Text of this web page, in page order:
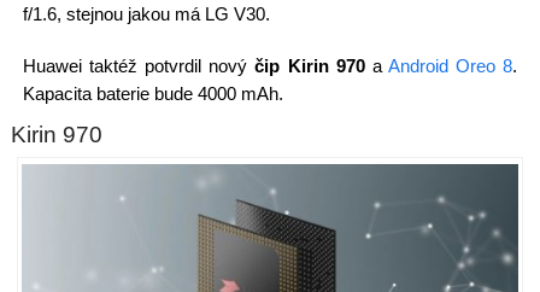
f/1.6, stejnou jakou má LG V30.
Huawei taktéž potvrdil novýčip Kirin 970a Android Oreo 8.
Kapacita baterie bude 4000 mAh.
Kirin 970